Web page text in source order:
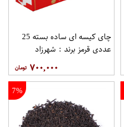
چای کیسه ای ساده بسته 25
عددی قرمز برند : شهرزاد
۷۰۰,۰۰۰
7%